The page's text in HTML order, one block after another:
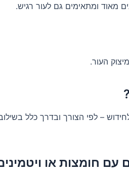
מאוד ומתאימים גם לעור רגיש.
העור.
– לפי הצורך ובדרך כלל
חומצות או